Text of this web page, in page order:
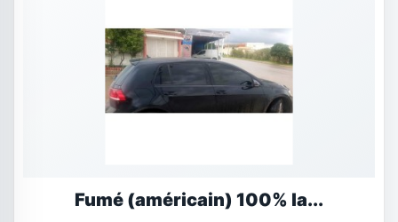
Fumé (américain) 100% la...